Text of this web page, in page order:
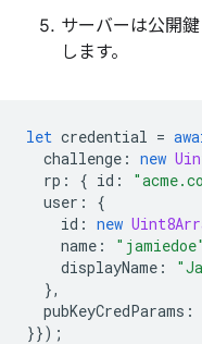
サーバーは公開
します。
let credential =
challenge : new
rp : { id :
user :
{
id : new
name : "jamiedoe"
displayName :
},
pubKeyCredParams :
}});